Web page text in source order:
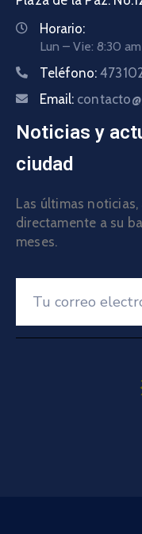
Horario:
Lun – Vie: 8:30
Teléfono:
Email:
Noticias y
ciudad
Las últimas
directamente a su
meses.